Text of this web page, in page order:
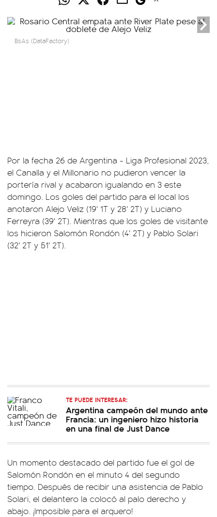
BsAs (DataFactory)
Por la fecha 26 de Argentina - Liga Profesional 2023,
el Canalla y el Millonario no pudieron vencer la
portería rival y acabaron igualando en 3 este
domingo. Los goles del partido para el local los
anotaron Alejo Veliz (19' 1T y 28' 2T) y Luciano
Ferreyra (39' 2T). Mientras que los goles de visitante
los hicieron Salomón Rondón (4' 2T) y Pablo Solari
(32' 2T y 51' 2T).
TE PUEDE INTERESAR:
Argentina campeón del mundo ante
Francia: un ingeniero hizo historia
en una final de Just Dance
Un momento destacado del partido fue el gol de
Salomón Rondón en el minuto 4 del segundo
tiempo. Después de recibir una asistencia de Pablo
Solari, el delantero la colocó al palo derecho y
abajo. ¡Imposible para el arquero!